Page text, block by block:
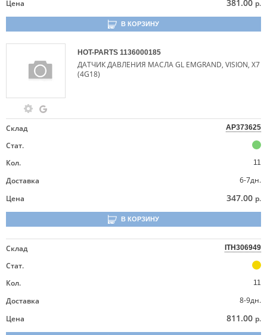
Цена 381.00 р.
В КОРЗИНУ
HOT-PARTS 1136000185
ДАТЧИК ДАВЛЕНИЯ МАСЛА GL EMGRAND, VISION, X7
(4G18)
Склад AP373625
Стат.
Кол.
11
Доставка
6-7дн.
Цена
347.00 р.
В КОРЗИНУ
Склад ITH306949
Стат.
Кол.
11
Доставка
8-9дн.
Цена
811.00 р.